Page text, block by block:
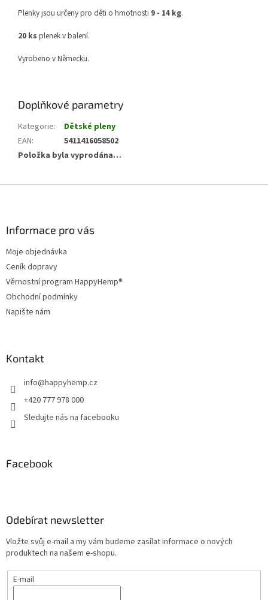
Plenky jsou určeny pro děti o hmotnosti 9 - 14 kg.
20 ks plenek v balení.
Vyrobeno v Německu.
Doplňkové parametry
Kategorie:
Dětské pleny
EAN:
5411416058502
Položka byla vyprodána…
Informace pro vás
Moje objednávka
Ceník dopravy
Věrnostní program HappyHemp®
Obchodní podmínky
Napište nám
Kontakt
info@happyhemp.cz
+420 777 978 000
Sledujte nás na facebooku
Facebook
Odebírat newsletter
Vložte svůj e-mail a my vám budeme zasílat informace o nových
produktech na našem e-shopu.
E-mail